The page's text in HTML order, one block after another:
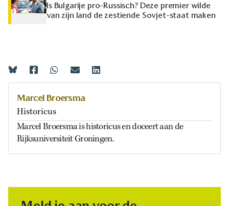
Is Bulgarije pro-Russisch? Deze premier wilde
van zijn land de zestiende Sovjet-staat maken
Marcel Broersma
Historicus
Marcel Broersma is historicus en doceert aan de
Rijksuniversiteit Groningen.